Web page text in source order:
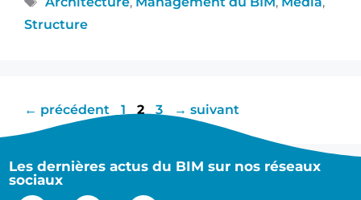
Structure
← précédent 1 2 3 → suivant
Les dernières actus du BIM sur nos réseaux
sociaux